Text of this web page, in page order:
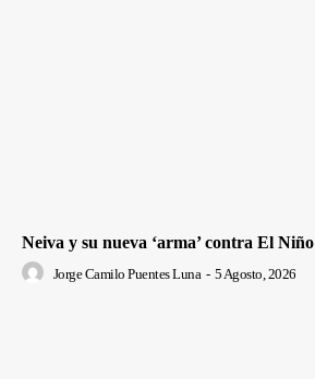
Neiva y su nueva ‘arma’ contra El Niño
Jorge Camilo Puentes Luna - 5 Agosto, 2026